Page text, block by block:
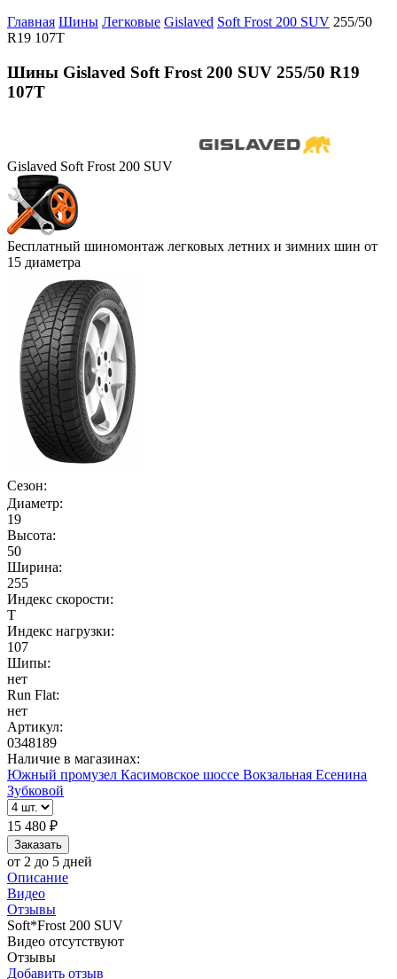
Главная Шины Легковые Gislaved Soft Frost 200 SUV 255/50
R19 107T
Шины Gislaved Soft Frost 200 SUV 255/50 R19
107T
Gislaved Soft Frost 200 SUV
Бесплатный шиномонтаж легковых летних и зимних шин от
15 диаметра
Сезон:
Диаметр:
19
Высота:
50
Ширина:
255
Индекс скорости:
T
Индекс нагрузки:
107
Шипы:
нет
Run Flat:
нет
Артикул:
0348189
Наличие в магазинах:
Южный промузел Касимовское шоссе Вокзальная Есенина
Зубковой
15 480 ₽
от 2 до 5 дней
Описание
Видео
Отзывы
Soft*Frost 200 SUV
Видео отсутствуют
Отзывы
Добавить отзыв